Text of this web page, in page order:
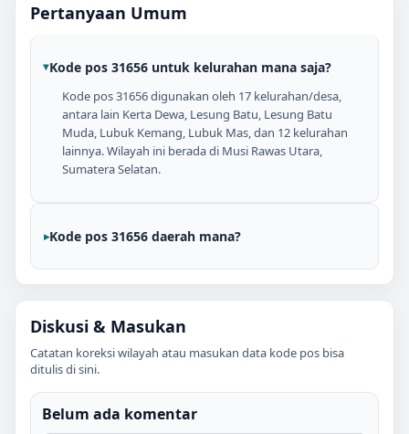
Pertanyaan Umum
Kode pos 31656 untuk kelurahan mana saja?
Kode pos 31656 digunakan oleh 17 kelurahan/desa,
antara lain Kerta Dewa, Lesung Batu, Lesung Batu
Muda, Lubuk Kemang, Lubuk Mas, dan 12 kelurahan
lainnya. Wilayah ini berada di Musi Rawas Utara,
Sumatera Selatan.
Kode pos 31656 daerah mana?
Diskusi & Masukan
Catatan koreksi wilayah atau masukan data kode pos bisa
ditulis di sini.
Belum ada komentar